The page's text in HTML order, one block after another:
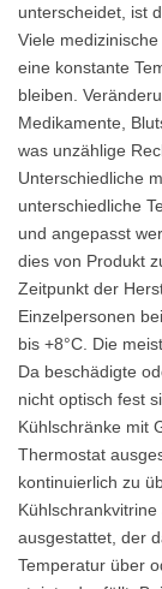
unterscheidet, ist
Viele
eine konstante
bleiben.
Medikamente,
was unzählige
Unterschiedliche
unterschiedliche
und angepasst
dies von Produkt
Zeitpunkt der
Einzelpersonen
bis +8°C. Die
Da beschädigte
nicht optisch fest
Kühlschränke mit
Thermostat
kontinuierlich zu
ausgestattet, der
Temperatur über